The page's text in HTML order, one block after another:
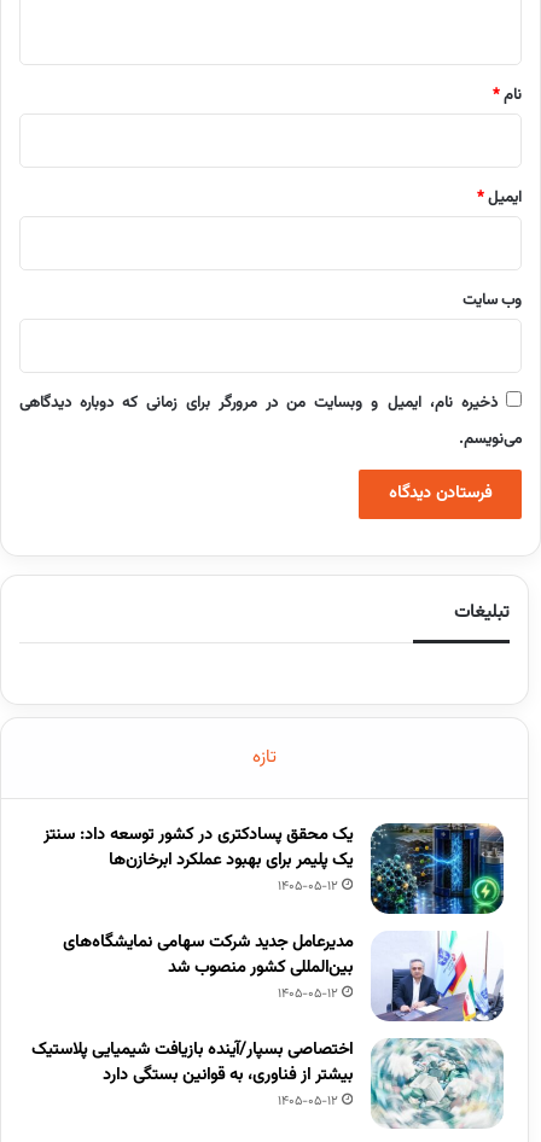
نام*
ایمیل*
وب‌ سایت
ذخیره نام، ایمیل و وبسایت من در مرورگر برای زمانی که دوباره دیدگاهی
می‌نویسم.
تبلیغات
تازه
یک محقق پسادکتری در کشور توسعه داد: سنتز
یک پلیمر برای بهبود عملکرد ابرخازن‌ها
1405-05-12
مدیرعامل جدید شرکت سهامی نمایشگاه‌های
بین‌المللی کشور منصوب شد
1405-05-12
اختصاصی بسپار/آینده بازیافت شیمیایی پلاستیک
بیشتر از فناوری، به قوانین بستگی دارد
1405-05-12